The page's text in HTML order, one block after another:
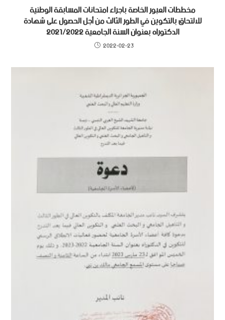
مخططات العبور الخاصة باجراء امتحانات المسابقة الوطنية
للالتحاق بالتكوين في الطور الثالث من أجل الحصول على شهادة
الدكتوراه بعنوان السنة الجامعية 2021/2022
2022-02-23